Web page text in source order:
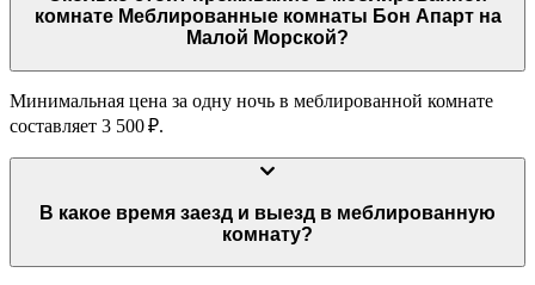
комнате Меблированные комнаты Бон Апарт на
Малой Морской?
Минимальная цена за одну ночь в меблированной комнате
составляет 3 500 ₽.
В какое время заезд и выезд в меблированную
комнату?